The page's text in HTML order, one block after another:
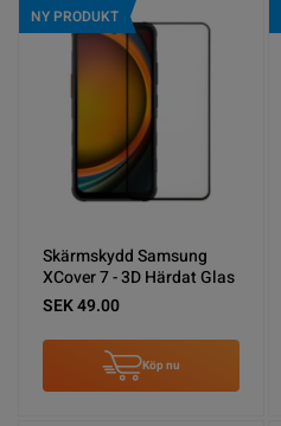
NY PRODUKT
Skärmskydd Samsung
XCover 7 - 3D Härdat Glas
SEK 49.00
Köp nu